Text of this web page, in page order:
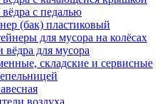
с педалью
(бак) пластиковый
для мусора на колёсах
для мусора
складские и сервисные
воздуха